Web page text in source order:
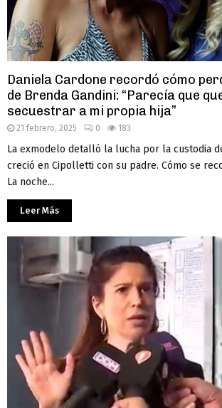
Daniela Cardone recordó cómo
de Brenda Gandini: “Parecía que
secuestrar a mi propia hija”
21 febrero, 2025 0 183
La exmodelo detalló la lucha por la custodia
creció en Cipolletti con su padre. Cómo se
La noche...
Leer Más